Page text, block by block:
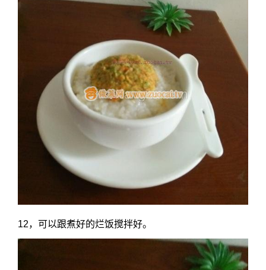
12，可以跟煮好的烂饭搅拌好。